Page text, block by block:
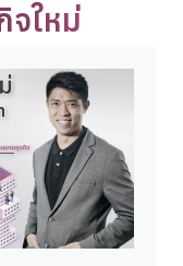
จใหม่